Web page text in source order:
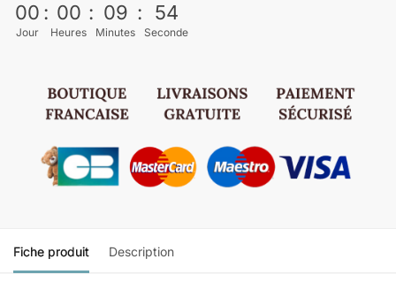
00
Jour
: 00
Heures
: 09
Minutes
: 53
Seconde
Fiche produit Description